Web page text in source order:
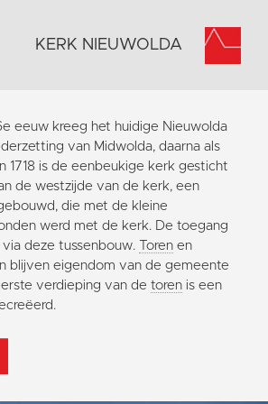
KERK NIEUWOLDA
eeuw kreeg het huidige Nieuwolda
van Midwolda, daarna als
1718 is de eenbeukige kerk gesticht
de westzijde van de kerk, een
die met de kleine
werd met de kerk. De toegang
deze tussenbouw.
Toren en
blijven eigendom van de gemeente
verdieping van de toren is een